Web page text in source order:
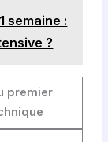
semaine :
?
premier